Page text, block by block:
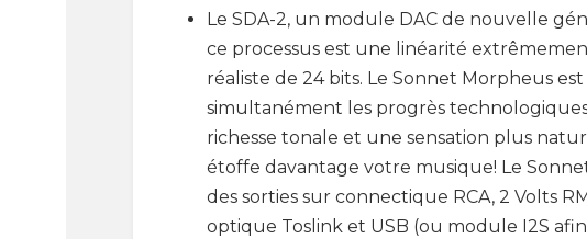
Le SDA-2, un module DAC de nouvelle
ce processus est une linéarité
réaliste de 24 bits. Le Sonnet Morpheus
simultanément les progrès
richesse tonale et une sensation plus
étoffe davantage votre musique! Le
des sorties sur connectique RCA, 2 Volts
optique Toslink et USB (ou module I2S